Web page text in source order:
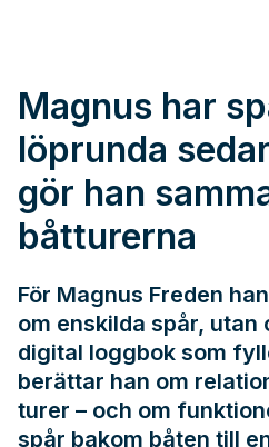
Magnus har
löprunda
gör han
båtturerna
För Magnus Freden
om enskilda spår, utan
digital loggbok som
berättar han om
turer – och om
spår bakom båten till